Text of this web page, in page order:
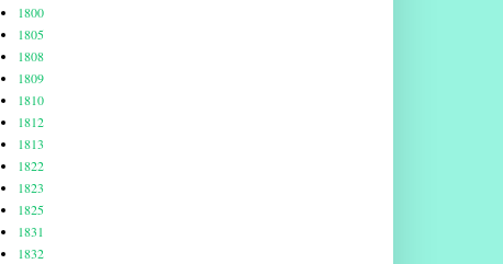
1800
1805
1808
1809
1810
1812
1813
1822
1823
1825
1831
1832